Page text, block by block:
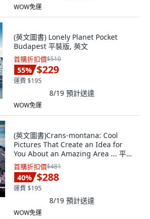
WOW免運
(英文圖書) Lonely Planet Pocket
Budapest 平裝版, 英文
首購折扣價$510
55% $229
運費 $195
8/19 預計送達
WOW免運
(英文圖書)Crans-montana: Cool
Pictures That Create an Idea for
You About an Amazing Area ... 平裝
版, Independently Published, 英文
首購折扣價$481
40% $288
運費 $195
8/19 預計送達
WOW免運